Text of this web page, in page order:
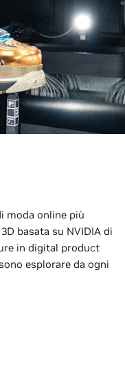
moda online più
basata su NVIDIA di
in digital product
esplorare da ogni